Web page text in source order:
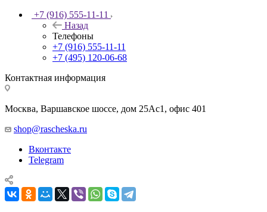
+7 (916) 555-11-11
Назад
Телефоны
+7 (916) 555-11-11
+7 (495) 120-06-68
Контактная информация
Москва, Варшавское шоссе, дом 25Аc1, офис 401
shop@rascheska.ru
Вконтакте
Telegram